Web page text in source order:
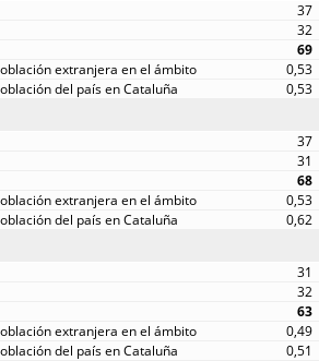
37
32
69
0,53
0,53
37
31
68
0,53
0,62
31
32
63
0,49
0,51